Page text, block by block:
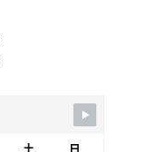
土 日